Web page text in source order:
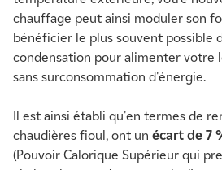
chauffage peut ainsi moduler son
bénéficier le plus souvent possible
condensation pour alimenter votre
sans surconsommation d'énergie.
Il est ainsi établi qu'en termes de
chaudières fioul, ont un écart de 7
(Pouvoir Calorique Supérieur qui